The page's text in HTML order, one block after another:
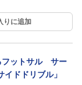
りに追加
フットサル サー
ドドリブル」